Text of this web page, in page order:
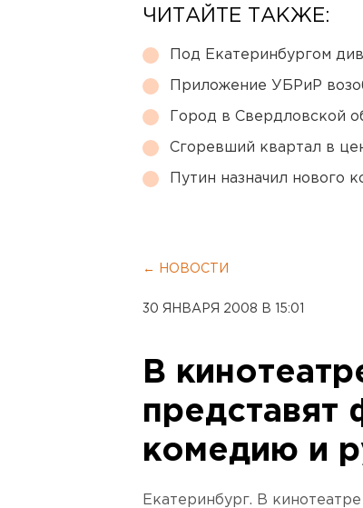
ЧИТАЙТЕ ТАКЖЕ:
Под Екатеринбургом
Приложение УБРиР
Город в Свердловской
Сгоревший квартал в
Путин назначил
← НОВОСТИ
30 ЯНВАРЯ 2008 В 15:01
В
представят
комедию и
Екатеринбург. В